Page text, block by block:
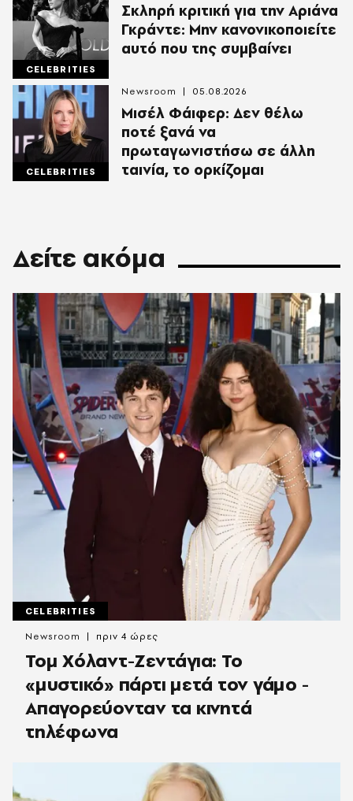
CELEBRITIES
Σκληρή κριτική για την Αριάνα
Γκράντε: Μην κανονικοποιείτε
αυτό που της συμβαίνει
CELEBRITIES
Μισέλ Φάιφερ: Δεν θέλω
ποτέ ξανά να
πρωταγωνιστήσω σε άλλη
ταινία, το ορκίζομαι
Newsroom 05.08.2026
Δείτε ακόμα
CELEBRITIES
Τομ Χόλαντ-Ζεντάγια: Το
«μυστικό» πάρτι μετά τον γάμο -
Απαγορεύονταν τα κινητά
τηλέφωνα
Newsroom πριν 4 ώρες